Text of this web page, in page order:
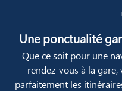
Une ponctualité
Que ce soit pour une
rendez-vous à la
parfaitement les